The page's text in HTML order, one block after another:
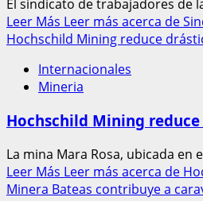
El sindicato de trabajadores de
Leer Más Leer más acerca de
Hochschild Mining reduce
Internacionales
Mineria
Hochschild Mining
La mina Mara Rosa, ubicada en
Leer Más Leer más acerca de
Minera Bateas contribuye a